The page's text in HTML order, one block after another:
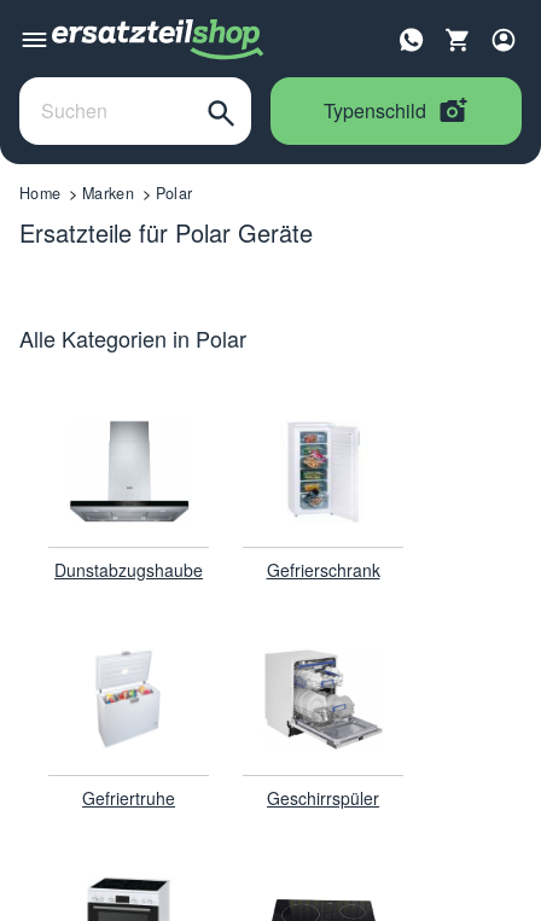
Typenschild
Home Marken Polar
Ersatzteile für Polar Geräte
Alle Kategorien in Polar
Dunstabzugshaube Gefrierschrank
Gefriertruhe Geschirrspüler